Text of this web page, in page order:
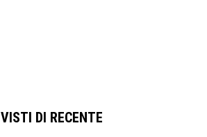
VISTI DI RECENTE